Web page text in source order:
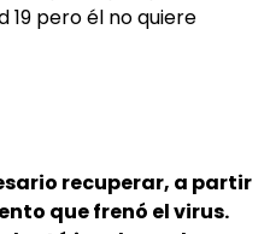
19 pero él no quiere
recuperar, a partir
que frenó el virus.